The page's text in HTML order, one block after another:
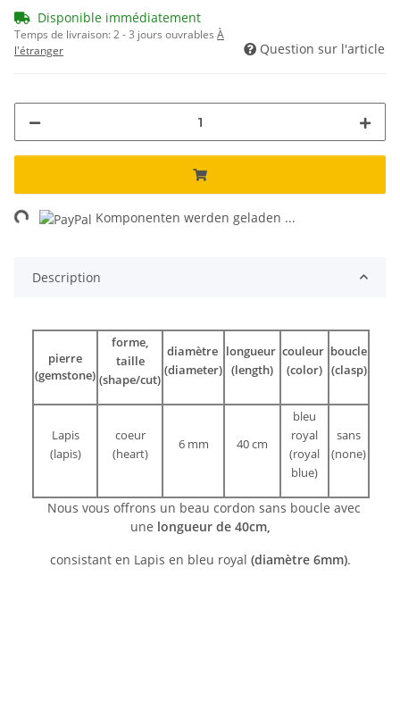
Disponible immédiatement
Temps de livraison:2 - 3 jours ouvrables À
l'étranger
Question sur l'article
Komponenten werden geladen ...
Description
pierre
(gemstone)
forme,
taille
(shape/cut)
diamètre
(diameter)
longueur
(length)
couleur
(color)
boucle
(clasp)
Lapis
(lapis)
coeur
(heart)
6 mm 40 cm
bleu
royal
(royal
blue)
sans
(none)
Nous vous offrons un beau cordon sans boucle avec
une longueur de 40cm,
consistant en Lapis en bleu royal (diamètre 6mm).